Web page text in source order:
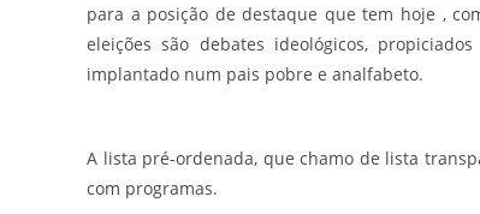
para a posição de destaque que tem hoje ,
eleições são debates ideológicos,
implantado num pais pobre e analfabeto.
A lista pré-ordenada, que chamo de lista
com programas.